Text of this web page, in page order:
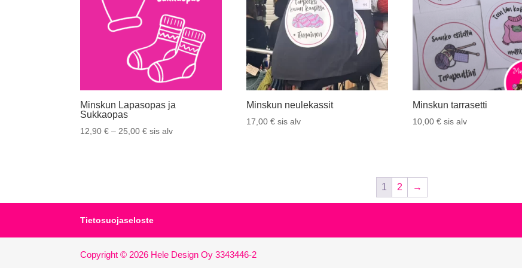
Minskun Lapasopas ja
Sukkaopas
12,90€ – 25,00€Hintaluokka:
sis alv
Minskun neulekassit
17,00€ sis alv
Minskun tarrasetti
10,00€ sis alv
1 2 →
Tietosuojaseloste
Copyright © 2026 Hele Design Oy 3343446-2